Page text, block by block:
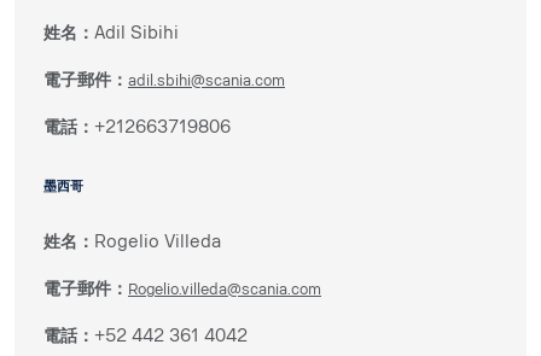
姓名： Adil Sibihi
電子郵件： adil.sbihi@scania.com
電話： +212663719806
墨西哥
姓名： Rogelio Villeda
電子郵件： Rogelio.villeda@scania.com
電話： +52 442 361 4042